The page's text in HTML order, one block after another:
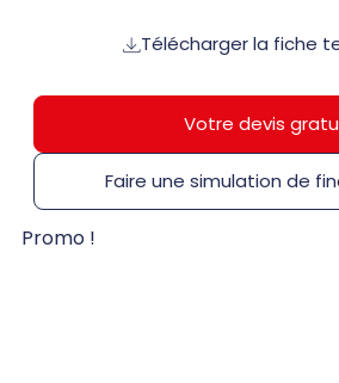
Promo !
Télécharger la fiche
Votre devis
Faire une simulation de